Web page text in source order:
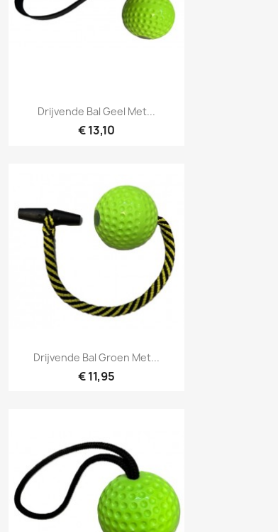
Snel bekijken
Drijvende Bal Geel Met...
€ 13,10
Snel bekijken
Drijvende Bal Groen Met...
€ 11,95